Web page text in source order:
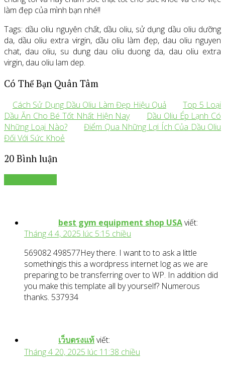
làm đẹp của mình bạn nhé!!
Tags: dầu oliu nguyên chất, dầu oliu, sử dụng dầu oliu dưỡng
da, dầu oliu extra virgin, dầu oliu làm đẹp, dau oliu nguyen
chat, dau oliu, su dung dau oliu duong da, dau oliu extra
virgin, dau oliu lam dep.
Có Thể Bạn Quân Tâm
Cách Sử Dụng Dầu Oliu Làm Đẹp Hiệu Quả
Top 5 Loại
Dầu Ăn Cho Bé Tốt Nhất Hiện Nay
Dầu Oliu Ép Lạnh Có
Những Loại Nào?
Điểm Qua Những Lợi Ích Của Dầu Oliu
Đối Với Sức Khoẻ
20 Bình luận
best gym equipment shop USAviết:
Tháng 4 4, 2025 lúc 5:15 chiều
569082 498577Hey there. I want to to ask a little
somethingis this a wordpress internet log as we are
preparing to be transferring over to WP. In addition did
you make this template all by yourself? Numerous
thanks. 537934
เว็บตรงแท้viết:
Tháng 4 20, 2025 lúc 11:38 chiều